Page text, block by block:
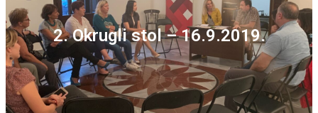
2. Okrugli stol – 16.9.2019.